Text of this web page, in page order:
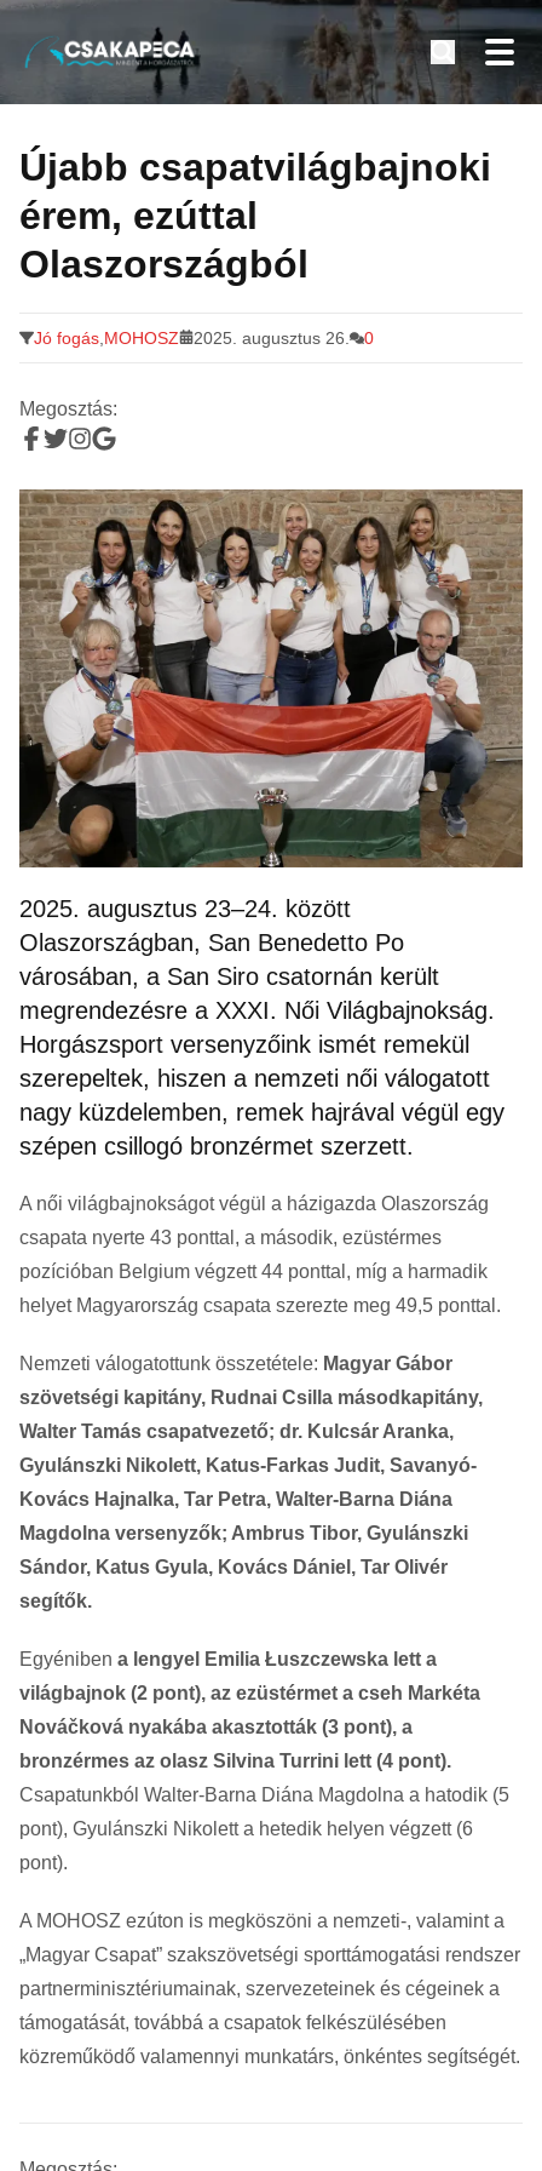
tartalomra
Minden a horgászatról
Újabb csapatvilágbajnoki
érem, ezúttal
Olaszországból
Jó fogás MOHOSZ 2025. augusztus 26. 0
Megosztás:
2025. augusztus 23–24. között
Olaszországban, San Benedetto Po
városában, a San Siro csatornán került
megrendezésre a XXXI. Női Világbajnokság.
Horgászsport versenyzőink ismét remekül
szerepeltek, hiszen a nemzeti női válogatott
nagy küzdelemben, remek hajrával végül egy
szépen csillogó bronzérmet szerzett.
A női világbajnokságot végül a házigazda Olaszország
csapata nyerte 43 ponttal, a második, ezüstérmes
pozícióban Belgium végzett 44 ponttal, míg a harmadik
helyet Magyarország csapata szerezte meg 49,5 ponttal.
Nemzeti válogatottunk összetétele: Magyar Gábor
szövetségi kapitány, Rudnai Csilla másodkapitány,
Walter Tamás csapatvezető; dr. Kulcsár Aranka,
Gyulánszki Nikolett, Katus-Farkas Judit, Savanyó-
Kovács Hajnalka, Tar Petra, Walter-Barna Diána
Magdolna versenyzők; Ambrus Tibor, Gyulánszki
Sándor, Katus Gyula, Kovács Dániel, Tar Olivér
segítők.
Egyéniben a lengyel Emilia Łuszczewska lett a
világbajnok (2 pont), az ezüstérmet a cseh Markéta
Nováčková nyakába akasztották (3 pont), a
bronzérmes az olasz Silvina Turrini lett (4 pont).
Csapatunkból Walter-Barna Diána Magdolna a hatodik (5
pont), Gyulánszki Nikolett a hetedik helyen végzett (6
pont).
A MOHOSZ ezúton is megköszöni a nemzeti-, valamint a
„Magyar Csapat” szakszövetségi sporttámogatási rendszer
partnerminisztériumainak, szervezeteinek és cégeinek a
támogatását, továbbá a csapatok felkészülésében
közreműködő valamennyi munkatárs, önkéntes segítségét.